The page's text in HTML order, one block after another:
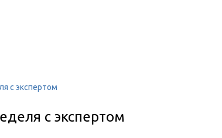
с экспертом
с экспертом